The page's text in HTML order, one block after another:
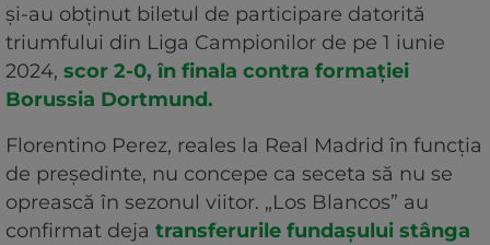
și-au obținut biletul de participare datorită
triumfului din Liga Campionilor de pe 1 iunie
2024, scor 2-0, în finala contra formației
Borussia Dortmund.
Florentino Perez, reales la Real Madrid în funcția
de președinte, nu concepe ca seceta să nu se
oprească în sezonul viitor. „Los Blancos” au
confirmat deja transferurile fundașului stânga